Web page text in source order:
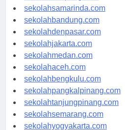
sekolahlampung.com
sekolahsamarinda.com
sekolahbandung.com
sekolahdenpasar.com
sekolahjakarta.com
sekolahmedan.com
sekolahaceh.com
sekolahbengkulu.com
sekolahpangkalpinang.com
sekolahtanjungpinang.com
sekolahsemarang.com